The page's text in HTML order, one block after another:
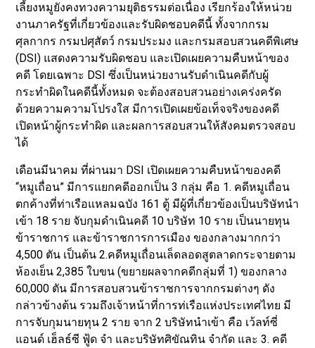
เลี้ยงหมูยังคงทวงความยุติธรรมต่อเนื่อง เรียกร้องให้หน่วย
งานภาครัฐที่เกี่ยวข้องและรับผิดชอบคดีนี้ ทั้งจากกรม
ศุลกากร กรมปศุสัตว์ กรมประมง และกรมสอบสวนคดีพิเศษ
(DSI) แสดงความรับผิดชอบ และเปิดเผยความคืบหน้าของ
คดี โดยเฉพาะ DSI ซึ่งเป็นหน่วยงานรับดำเนินคดีกับผู้
กระทำผิดในคดีนี้ทั้งหมด จะต้องสอบสวนอย่างเคร่งครัด
ด้วยความความโปรงใส มีการเปิดเผยข้อเท็จจริงของคดี
เปิดหน้าผู้กระทำผิด และผลการสอบสวนให้สังคมตรวจสอบ
ได้
เดือนมีนาคม ที่ผ่านมา DSI เปิดเผยความคืบหน้าของคดี
“หมูเถื่อน” มีการแยกคดีออกเป็น 3 กลุ่ม คือ 1. คดีหมูเถื่อน
ตกค้างที่ท่าเรือแหลมฉบัง 161 ตู้ มีผู้ที่เกี่ยวข้องเป็นบริษัทนำ
เข้า 18 ราย จับกุมดำเนินคดี 10 บริษัท 10 ราย เป็นนายทุน
ข้าราชการ และข้าราชการการเมือง ของกลางมากกว่า
4,500 ตัน เป็นต้น 2.คดีหมูเถื่อนเล็ดลอดสูตลาดกระจายตาม
ห้องเย็น 2,385 ใบขน (ขยายผลจากคดีกลุ่มที่ 1) ของกลาง
60,000 ตัน มีการสอบสวนข้าราชการจากกรมต่างๆ ดัง
กล่าวข้างต้น รวมถึงเจ้าหน้าที่การท่เรือแห่งประเทศไทย มี
การจับกุมนายทุน 2 ราย จาก 2 บริษัทนำเข้า คือ เว้ลท์ซี่
แอนด์ เฮ็ลธ์ซี ฟู้ด จำ และบริษัทศิขัณทิน จำกัด และ 3. คดี